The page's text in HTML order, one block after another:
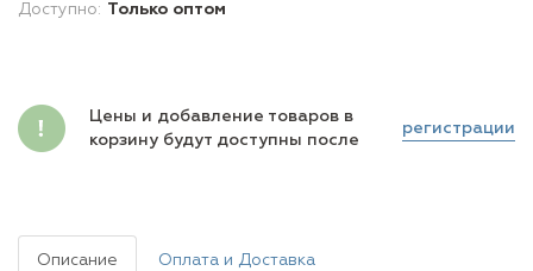
Доступно: Только оптом
Цены и добавление товаров в
корзину будут доступны после
регистрации
Описание Оплата и Доставка